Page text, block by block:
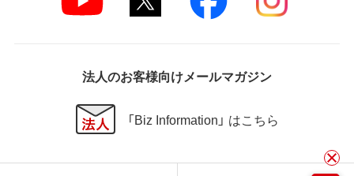
法人のお客様向けメールマガジン
「Biz Information」 はこちら